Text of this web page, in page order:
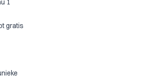
1
gratis